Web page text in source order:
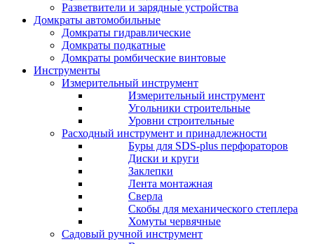
Разветвители и зарядные устройства
Домкраты автомобильные
Домкраты гидравлические
Домкраты подкатные
Домкраты ромбические винтовые
Инструменты
Измерительный инструмент
Измерительный инструмент
Угольники строительные
Уровни строительные
Расходный инструмент и принадлежности
Буры для SDS-plus перфораторов
Диски и круги
Заклепки
Лента монтажная
Сверла
Скобы для механического степлера
Хомуты червячные
Садовый ручной инструмент